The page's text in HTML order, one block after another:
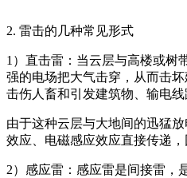
2. 雷击的几种常见形式
1）直击雷：当云层与高楼或树
强的电场把大气击穿，从而击
击伤人畜和引发建筑物、输电线
由于这种云层与大地间的迅猛
效应、电磁感应效应直接传递，
2）感应雷：感应雷是间接雷，